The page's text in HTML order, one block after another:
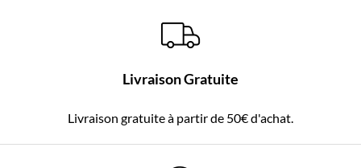
Livraison Gratuite
Livraison gratuite à partir de 50€ d'achat.